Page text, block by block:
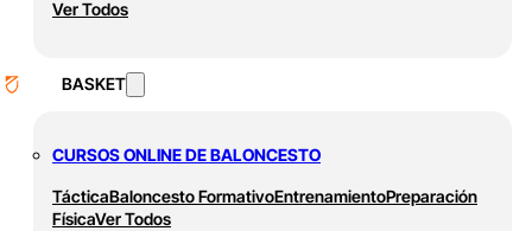
Ver Todos
BASKET
CURSOS ONLINE DE BALONCESTO
TácticaBaloncesto FormativoEntrenamientoPreparación
FísicaVer Todos